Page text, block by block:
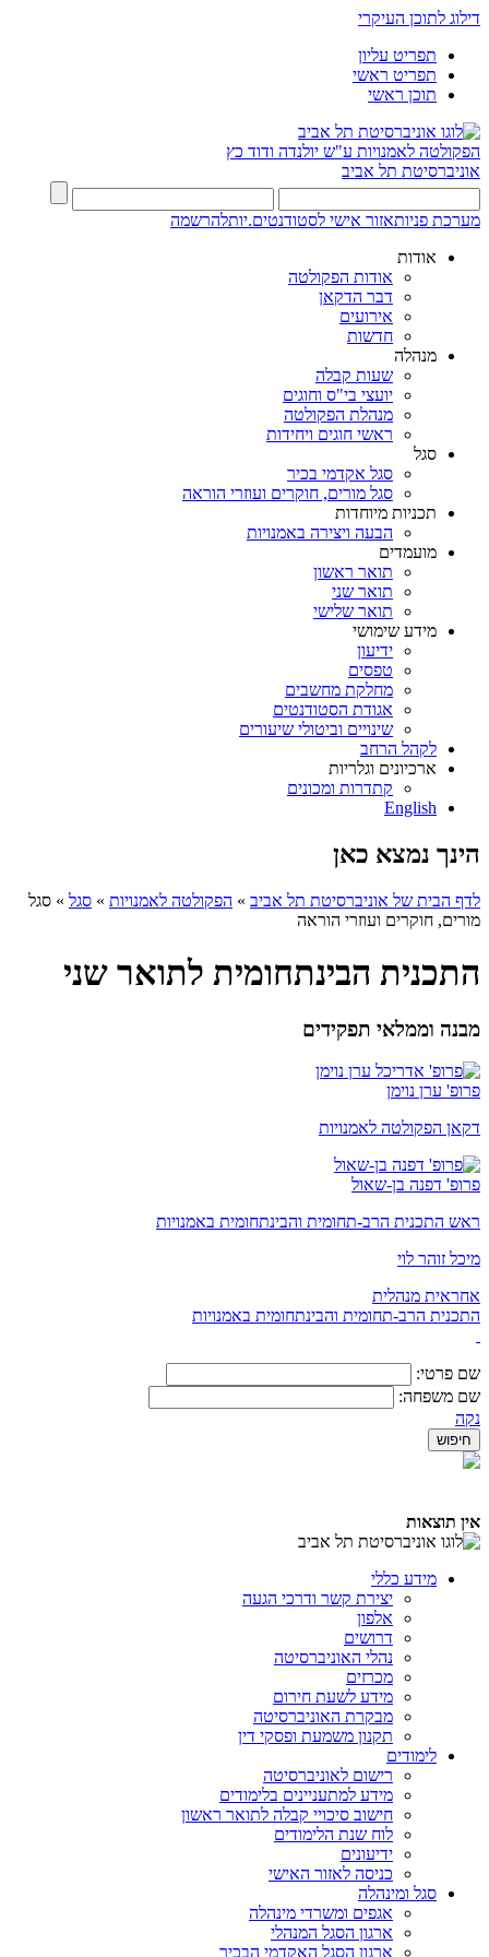
דילוג לתוכן העיקרי
תפריט עליון
תפריט ראשי
תוכן ראשי
הפקולטה לאמנויות ע"ש יולנדה ודוד כץ
אוניברסיטת תל אביב
מערכת פניותאזור אישי לסטודנטים.יותלהרשמה
אודות
אודות הפקולטה
דבר הדקאן
אירועים
חדשות
מנהלה
שעות קבלה
יועצי בי"ס וחוגים
מנהלת הפקולטה
ראשי חוגים ויחידות
סגל
סגל אקדמי בכיר
סגל מורים, חוקרים ועוזרי הוראה
תכניות מיוחדות
הבעה ויצירה באמנויות
מועמדים
תואר ראשון
תואר שני
תואר שלישי
מידע שימושי
ידיעון
טפסים
מחלקת מחשבים
אגודת הסטודנטים
שינויים וביטולי שיעורים
לקהל הרחב
ארכיונים וגלריות
קתדרות ומכונים
English
הינך נמצא כאן
לדף הבית של אוניברסיטת תל אביב » הפקולטה לאמנויות » סגל » סגל
מורים, חוקרים ועוזרי הוראה
התכנית הבינתחומית לתואר שני
מבנה וממלאי תפקידים
פרופ' ערן נוימן
דקאן הפקולטה לאמנויות
פרופ' דפנה בן-שאול
ראש התכנית הרב-תחומית והבינתחומית באמנויות
מיכל זוהר לוי
אחראית מנהלית
התכנית הרב-תחומית והבינתחומית באמנויות
שם פרטי:
שם משפחה:
נקה
אין תוצאות
מידע כללי
יצירת קשר ודרכי הגעה
אלפון
דרושים
נהלי האוניברסיטה
מכרזים
מידע לשעת חירום
מבקרת האוניברסיטה
תקנון משמעת ופסקי דין
לימודים
רישום לאוניברסיטה
מידע למתעניינים בלימודים
חישוב סיכויי קבלה לתואר ראשון
לוח שנת הלימודים
ידיעונים
כניסה לאזור האישי
סגל ומינהלה
אגפים ומשרדי מינהלה
ארגון הסגל המנהלי
ארגון הסגל האקדמי הבכיר